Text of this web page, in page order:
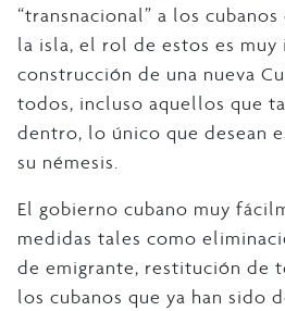
“transnacional” a los
la isla, el rol de estos es
construcción de una nueva
todos, incluso aquellos que
dentro, lo único que desean
su némesis.
El gobierno cubano muy
medidas tales como
de emigrante, restitución de
los cubanos que ya han sido